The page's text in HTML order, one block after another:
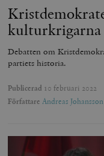
kulturkrigarna
Debatten om
partiets historia.
Publicerad 10 februari 2022
Författare Andreas